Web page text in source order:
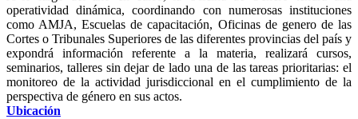
operatividad dinámica, coordinando con numerosas instituciones
como AMJA, Escuelas de capacitación, Oficinas de genero de las
Cortes o Tribunales Superiores de las diferentes provincias del país y
expondrá información referente a la materia, realizará cursos,
seminarios, talleres sin dejar de lado una de las tareas prioritarias: el
monitoreo de la actividad jurisdiccional en el cumplimiento de la
perspectiva de género en sus actos.
Ubicación